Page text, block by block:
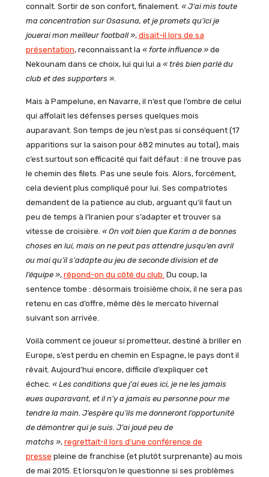
connaît. Sortir de son confort, finalement. « J’ai mis toute
ma concentration sur Osasuna, et je promets qu’ici je
jouerai mon meilleur football », disait-il lors de sa
présentation, reconnaissant la « forte influence »de
Nekounam dans ce choix, lui qui lui a « très bien parlé du
club et des supporters ».
Mais à Pampelune, en Navarre, il n’est que l’ombre de celui
qui affolait les défenses perses quelques mois
auparavant. Son temps de jeu n’est pas si conséquent (17
apparitions sur la saison pour 682 minutes au total), mais
c’est surtout son efficacité qui fait défaut : il ne trouve pas
le chemin des filets. Pas une seule fois. Alors, forcément,
cela devient plus compliqué pour lui. Ses compatriotes
demandent de la patience au club, arguant qu’il faut un
peu de temps à l’Iranien pour s’adapter et trouver sa
vitesse de croisière. « On voit bien que Karim a de bonnes
choses en lui, mais on ne peut pas attendre jusqu’en avril
ou mai qu’il s’adapte au jeu de seconde division et de
l’équipe », répond-on du côté du club. Du coup, la
sentence tombe : désormais troisième choix, il ne sera pas
retenu en cas d’offre, même dès le mercato hivernal
suivant son arrivée.
Voilà comment ce joueur si prometteur, destiné à briller en
Europe, s’est perdu en chemin en Espagne, le pays dont il
rêvait. Aujourd’hui encore, difficile d’expliquer cet
échec. « Les conditions que j’ai eues ici, je ne les jamais
eues auparavant, et il n’y a jamais eu personne pour me
tendre la main. J’espère qu’ils me donneront l’opportunité
de démontrer qui je suis. J’ai joué peu de
matchs », regrettait-il lors d’une conférence de
presse pleine de franchise (et plutôt surprenante) au mois
de mai 2015. Et lorsqu’on le questionne si ses problèmes